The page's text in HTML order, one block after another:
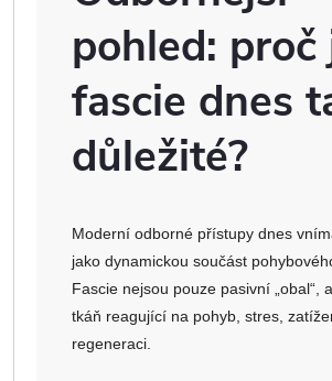
pohled: proč
fascie dnes
důležité?
Moderní odborné přístupy dnes
jako dynamickou součást
Fascie nejsou pouze pasivní „obal“,
tkáň reagující na pohyb, stres,
regeneraci.